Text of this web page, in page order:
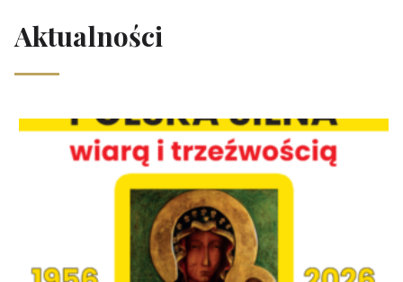
Aktualności